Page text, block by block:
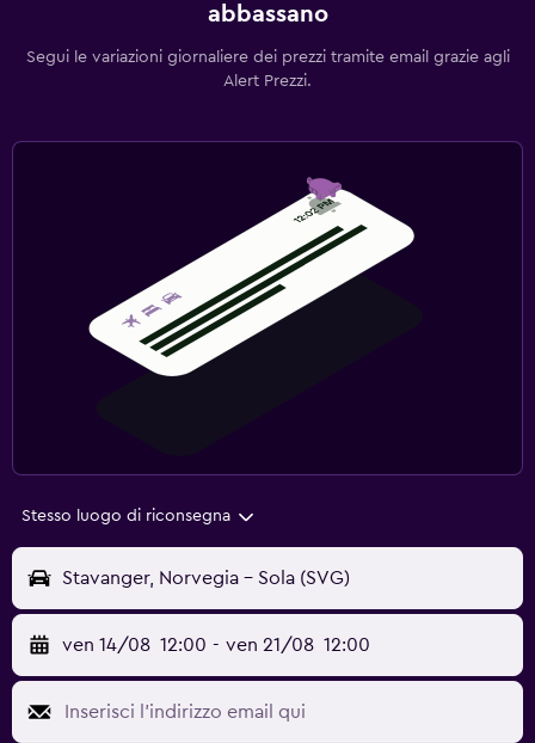
abbassano
Segui le variazioni giornaliere dei prezzi tramite email grazie agli
Alert Prezzi.
Stesso luogo di riconsegna
Stavanger, Norvegia - Sola (SVG)
ven 14/08 12:00 - ven 21/08 12:00